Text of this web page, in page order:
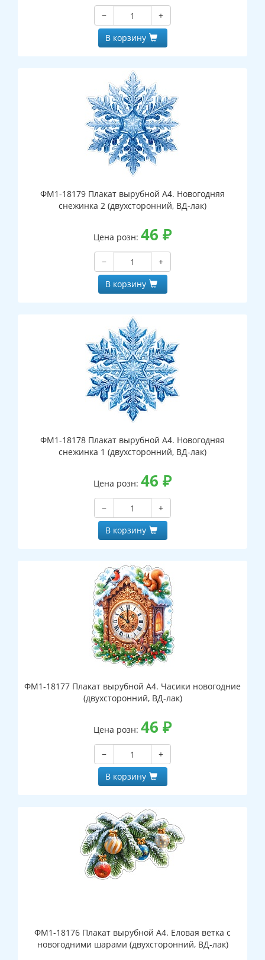
−
+
В корзину
ФМ1-18179 Плакат вырубной А4. Новогодняя
снежинка 2 (двухсторонний, ВД-лак)
Цена розн: 46 ₽
−
+
В корзину
ФМ1-18178 Плакат вырубной А4. Новогодняя
снежинка 1 (двухсторонний, ВД-лак)
Цена розн: 46 ₽
−
+
В корзину
ФМ1-18177 Плакат вырубной А4. Часики новогодние
(двухсторонний, ВД-лак)
Цена розн: 46 ₽
−
+
В корзину
ФМ1-18176 Плакат вырубной А4. Еловая ветка с
новогодними шарами (двухсторонний, ВД-лак)